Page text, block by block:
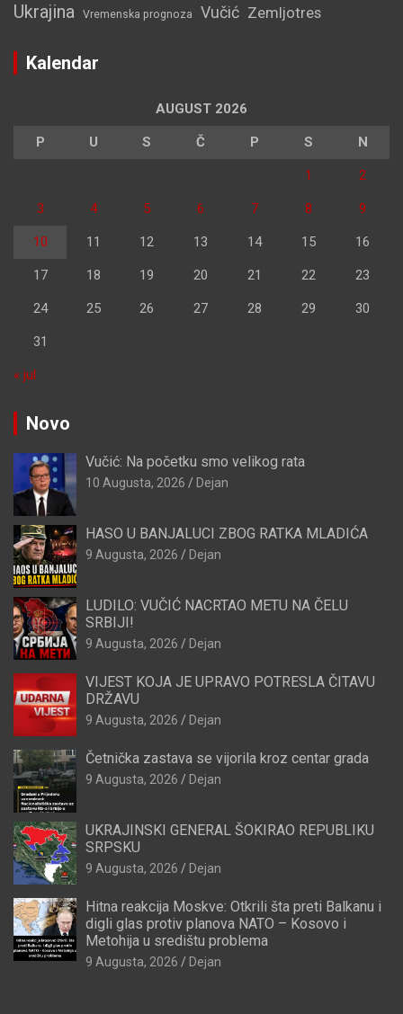
Ukrajina Vremenska prognoza Vučić Zemljotres
Kalendar
AUGUST 2026
P U S Č P S N
1 2
3 4 5 6 7 8 9
10 11 12 13 14 15 16
17 18 19 20 21 22 23
24 25 26 27 28 29 30
31
« jul
Novo
Vučić: Na početku smo velikog rata
10 Augusta, 2026 Dejan
HASO U BANJALUCI ZBOG RATKA MLADIĆA
9 Augusta, 2026 Dejan
LUDILO: VUČIĆ NACRTAO METU NA ČELU
SRBIJI!
9 Augusta, 2026 Dejan
VIJEST KOJA JE UPRAVO POTRESLA ČITAVU
DRŽAVU
9 Augusta, 2026 Dejan
Četnička zastava se vijorila kroz centar grada
9 Augusta, 2026 Dejan
UKRAJINSKI GENERAL ŠOKIRAO REPUBLIKU
SRPSKU
9 Augusta, 2026 Dejan
Hitna reakcija Moskve: Otkrili šta preti Balkanu i
digli glas protiv planova NATO – Kosovo i
Metohija u središtu problema
9 Augusta, 2026 Dejan